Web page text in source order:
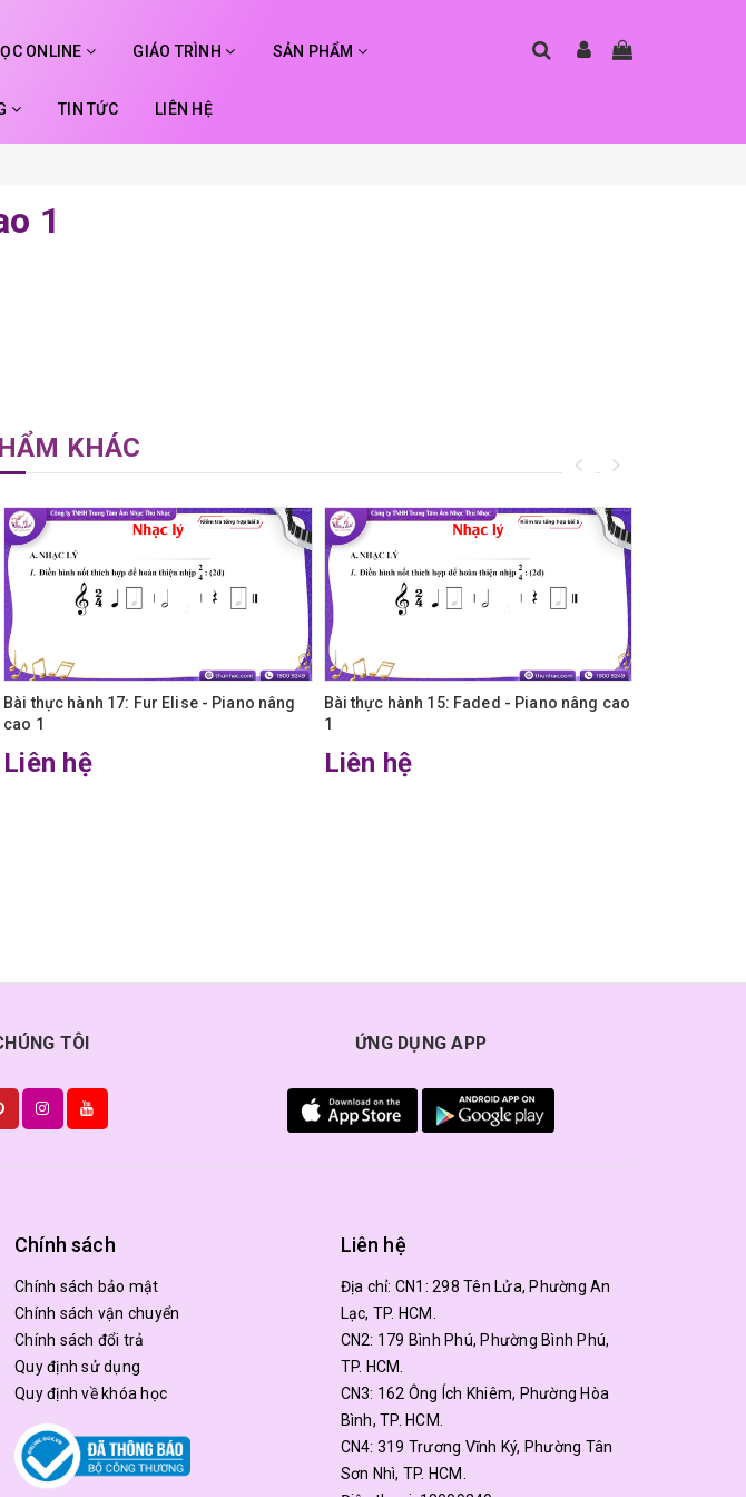
ONLINE GIÁO TRÌNH SẢN PHẨM
TIN TỨC LIÊN HỆ
1
KHÁC
Bài thực hành 17: Fur Elise - Piano nâng
cao 1
Liên hệ
Bài thực hành 15: Faded - Piano nâng cao
1
Liên hệ
TÔI ỨNG DỤNG APP
Chính sách
Chính sách bảo mật
Chính sách vận chuyển
Chính sách đổi trả
Quy định sử dụng
Quy định về khóa học
Liên hệ
Địa chỉ: CN1: 298 Tên Lửa, Phường An
Lạc, TP. HCM.
CN2: 179 Bình Phú, Phường Bình Phú,
TP. HCM.
CN3: 162 Ông Ích Khiêm, Phường Hòa
Bình, TP. HCM.
CN4: 319 Trương Vĩnh Ký, Phường Tân
Sơn Nhì, TP. HCM.